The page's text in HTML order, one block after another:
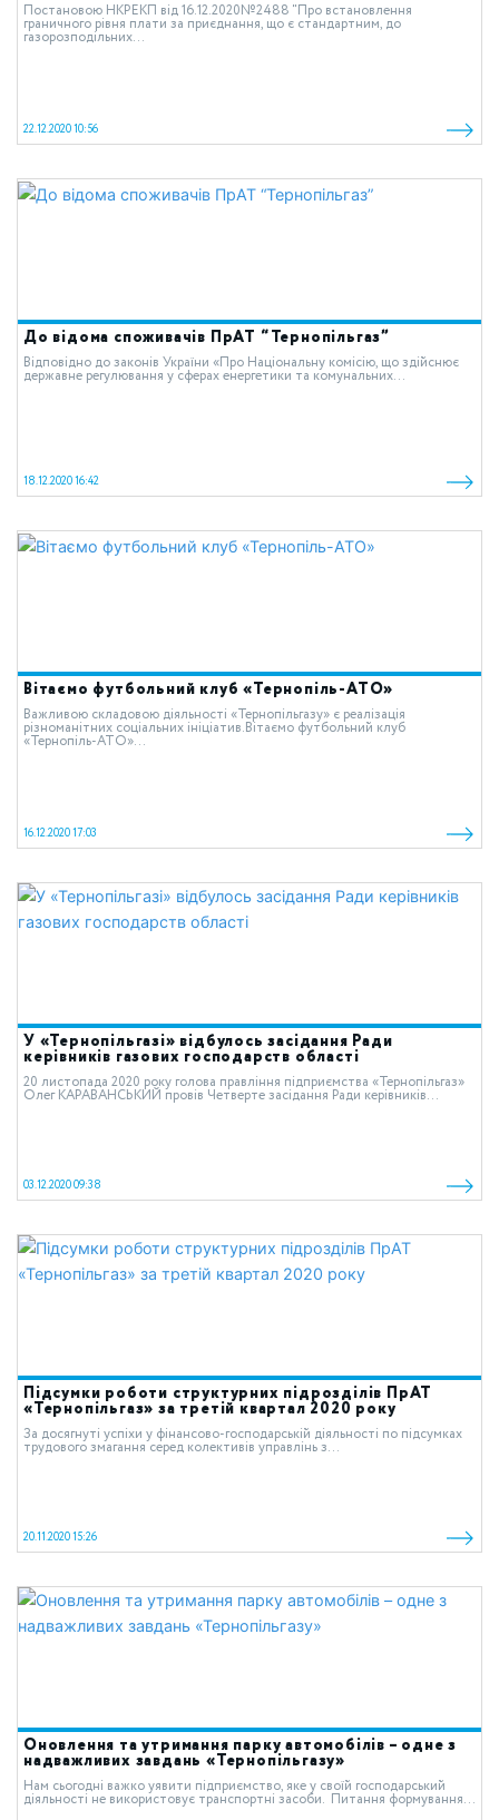
Постановою НКРЕКП від 16.12.2020№2488 “Про встановлення
граничного рівня плати за приєднання, що є стандартним, до
газорозподільних...
22.12.2020 10:56
До відома споживачів ПрАТ “Тернопільгаз”
Відповідно до законів України «Про Національну комісію, що здійснює
державне регулювання у сферах енергетики та комунальних...
18.12.2020 16:42
Вітаємо футбольний клуб «Тернопіль-АТО»
Важливою складовою діяльності «Тернопільгазу» є реалізація
різноманітних соціальних ініціатив.Вітаємо футбольний клуб
«Тернопіль-АТО»...
16.12.2020 17:03
У «Тернопільгазі» відбулось засідання Ради
керівників газових господарств області
20 листопада 2020 року голова правління підприємства «Тернопільгаз»
Олег КАРАВАНСЬКИЙ провів Четверте засідання Ради керівників...
03.12.2020 09:38
Підсумки роботи структурних підрозділів ПрАТ
«Тернопільгаз» за третій квартал 2020 року
За досягнуті успіхи у фінансово-господарській діяльності по підсумках
трудового змагання серед колективів управлінь з...
20.11.2020 15:26
Оновлення та утримання парку автомобілів – одне з
надважливих завдань «Тернопільгазу»
Нам сьогодні важко уявити підприємство, яке у своїй господарський
діяльності не використовує транспортні засоби. Питання формування...